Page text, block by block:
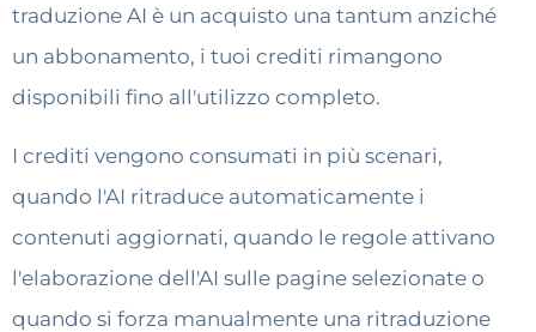
traduzione AI è un acquisto una tantum anziché
un abbonamento, i tuoi crediti rimangono
disponibili fino all'utilizzo completo.
I crediti vengono consumati in più scenari,
quando l'AI ritraduce automaticamente i
contenuti aggiornati, quando le regole attivano
l'elaborazione dell'AI sulle pagine selezionate o
quando si forza manualmente una ritraduzione